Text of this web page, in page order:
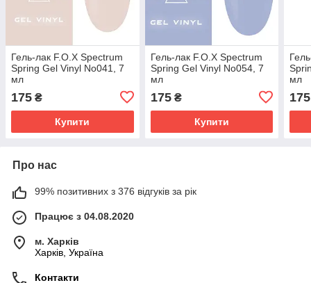
Гель-лак F.O.X Spectrum
Spring Gel Vinyl No041, 7
мл
175 ₴
Купити
Гель-лак F.O.X Spectrum
Spring Gel Vinyl No054, 7
мл
175₴
Купити
мл
175
Про нас
99% позитивних з 376 відгуків за рік
Працює з 04.08.2020
м. Харків
Харків, Україна
Контакти